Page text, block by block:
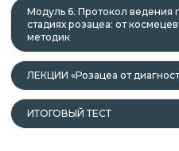
профессии и
квалификационному
профессиональным
необходимым для
обязанностей.
Модуль 6. Протокол ведения
стадиях розацеа: от
методик
ЛЕКЦИИ «Розацеа от
ИТОГОВЫЙ ТЕСТ